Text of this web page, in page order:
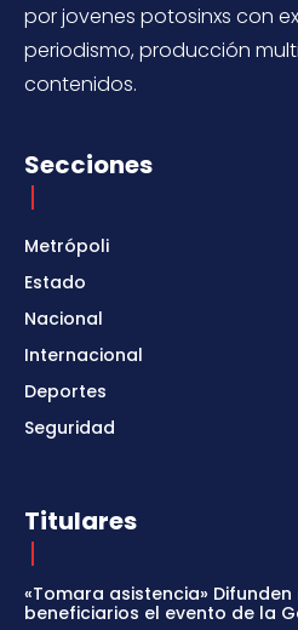
por jovenes potosinxs con
periodismo, producción
contenidos.
Secciones
Metrópoli
Estado
Nacional
Internacional
Deportes
Seguridad
Titulares
«Tomara asistencia»
beneficiarios el evento de la